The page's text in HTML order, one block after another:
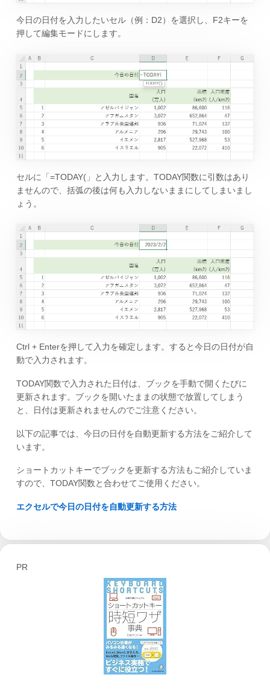
今日の日付を入力したいセル（例：D2）を選択し、F2キーを
押して編集モードにします。
セルに「=TODAY(」と入力します。TODAY関数に引数はあり
ませんので、括弧の後は何も入力しないままにしてしまいまし
ょう。
Ctrl + Enterを押して入力を確定します。すると今日の日付が自
動で入力されます。
TODAY関数で入力された日付は、ブックを手動で開くたびに
更新されます。ブックを開いたままの状態で放置してしまう
と、日付は更新されませんのでご注意ください。
以下の記事では、今日の日付を自動更新する方法をご紹介して
います。
ショートカットキーでブックを更新する方法もご紹介していま
すので、TODAY関数と合わせてご使用ください。
エクセルで今日の日付を自動更新する方法
PR